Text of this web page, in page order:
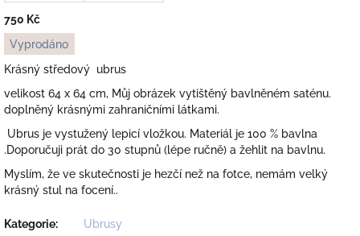
750 Kč
Měrná
cena:
Vyprodáno
Krásný středový ubrus
velikost 64 x 64 cm, Můj obrázek vytištěný bavlněném saténu.
doplněný krásnými zahraničními látkami.
Ubrus je vystužený lepicí vložkou. Materiál je 100 % bavlna
.Doporučuji prát do 30 stupnů (lépe ručně) a žehlit na bavlnu.
Myslím, že ve skutečnosti je hezčí než na fotce, nemám velký
krásný stul na focení..
Kategorie:
Ubrusy